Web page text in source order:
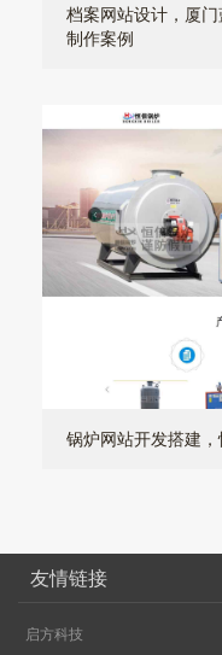
档案网站设计，厦
制作案例
锅炉网站开发搭建
友情链接
启方科技